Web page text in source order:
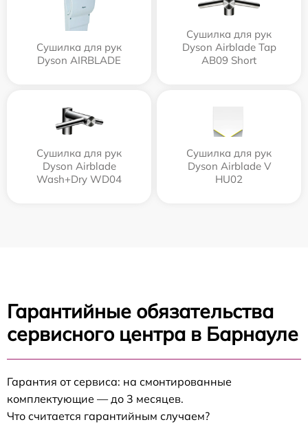
Сушилка для рук
Dyson AIRBLADE
Сушилка для рук
Dyson Airblade Tap
AB09 Short
Сушилка для рук
Dyson Airblade
Wash+Dry WD04
Сушилка для рук
Dyson Airblade V
HU02
Гарантийные обязательства
сервисного центра в Барнауле
Гарантия от сервиса: на смонтированные
комплектующие — до 3 месяцев.
Что считается гарантийным случаем?